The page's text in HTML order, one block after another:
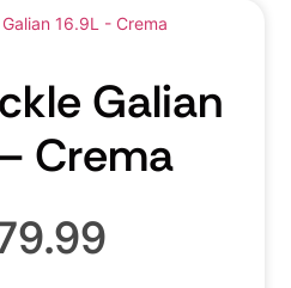
Galian
Crema